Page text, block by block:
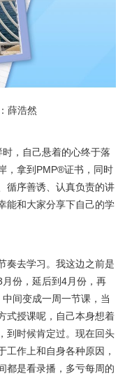
薛浩然
，自己悬着的心终于落
，拿到PMP®证书，同时
循序善诱、认真负责的讲
能和大家分享下自己的学
奏去学习。我这边之前是
份，延后到4月份，再
间变成一周一节课，当
式授课呢，自己本身想着
到时候肯定过。现在回头
工作上和自身各种原因，
都是看录播，多亏每周的